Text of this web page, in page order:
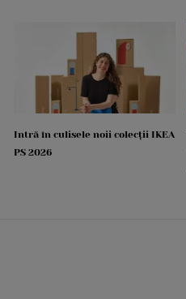
Intră în culisele noii colecții IKEA
PS 2026